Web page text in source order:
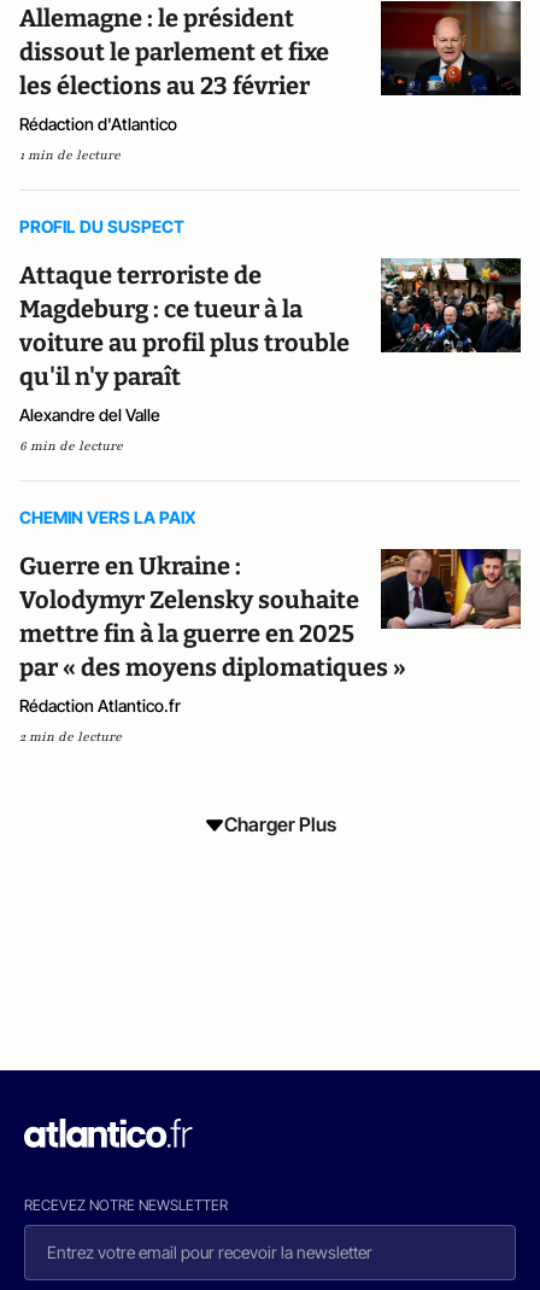
Allemagne : le président
dissout le parlement et fixe
les élections au 23 février
Rédaction d'Atlantico
1 min de lecture
PROFIL DU SUSPECT
Attaque terroriste de
Magdeburg : ce tueur à la
voiture au profil plus trouble
qu'il n'y paraît
Alexandre del Valle
6 min de lecture
CHEMIN VERS LA PAIX
Guerre en Ukraine :
Volodymyr Zelensky souhaite
mettre fin à la guerre en 2025
par « des moyens diplomatiques »
Rédaction Atlantico.fr
2 min de lecture
Charger Plus
RECEVEZ NOTRE NEWSLETTER